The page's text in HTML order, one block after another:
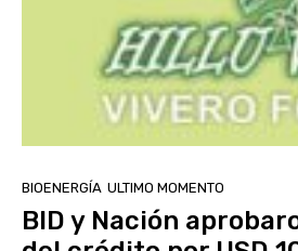
BIOENERGÍA ULTIMO MOMENTO
BID y Nación